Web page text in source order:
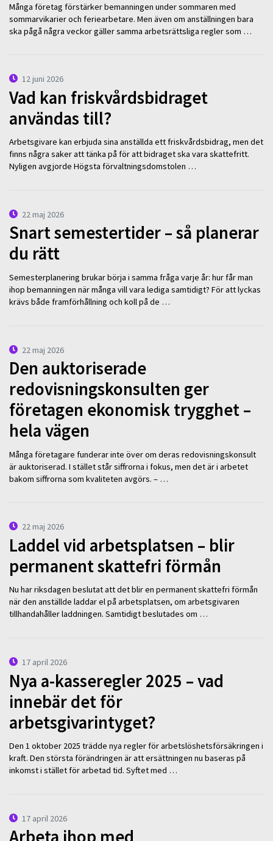
Många företag förstärker bemanningen under sommaren med
sommarvikarier och feriearbetare. Men även om anställningen bara
ska pågå några veckor gäller samma arbetsrättsliga regler som …
12 juni 2026
Vad kan friskvårdsbidraget
användas till?
Arbetsgivare kan erbjuda sina anställda ett friskvårdsbidrag, men det
finns några saker att tänka på för att bidraget ska vara skattefritt.
Nyligen avgjorde Högsta förvaltningsdomstolen …
22 maj 2026
Snart semestertider – så planerar
du rätt
Semesterplanering brukar börja i samma fråga varje år: hur får man
ihop bemanningen när många vill vara lediga samtidigt? För att lyckas
krävs både framförhållning och koll på de …
22 maj 2026
Den auktoriserade
redovisningskonsulten ger
företagen ekonomisk trygghet –
hela vägen
Många företagare funderar inte över om deras redovisningskonsult
är auktoriserad. I stället står siffrorna i fokus, men det är i arbetet
bakom siffrorna som kvaliteten avgörs. – …
22 maj 2026
Laddel vid arbetsplatsen – blir
permanent skattefri förmån
Nu har riksdagen beslutat att det blir en permanent skattefri förmån
när den anställde laddar el på arbetsplatsen, om arbetsgivaren
tillhandahåller laddningen. Samtidigt beslutades om …
17 april 2026
Nya a-kasseregler 2025 – vad
innebär det för
arbetsgivarintyget?
Den 1 oktober 2025 trädde nya regler för arbetslöshetsförsäkringen i
kraft. Den största förändringen är att ersättningen nu baseras på
inkomst i stället för arbetad tid. Syftet med …
17 april 2026